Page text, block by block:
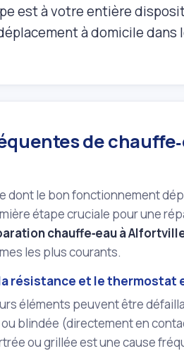
est à votre entière
à domicile dans
de
dont le bon fonctionnement
étape cruciale pour une
chauffe‑eau à
les plus courants.
résistance et le thermostat
éléments peuvent être
blindée (directement en
ou grillée est une cause